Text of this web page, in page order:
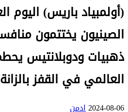
(أولمبياد باريس) اليوم
الصينيون يختتمون
ذهبيات ودوبلانتيس
العالمي في القفز بالزانة
2024-08-06ادمن